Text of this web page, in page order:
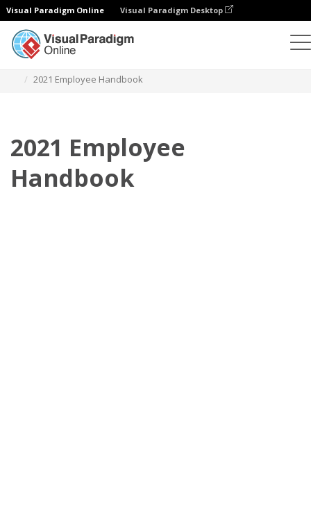
Visual Paradigm Online Visual Paradigm Desktop
2021 Employee Handbook
2021 Employee
Handbook